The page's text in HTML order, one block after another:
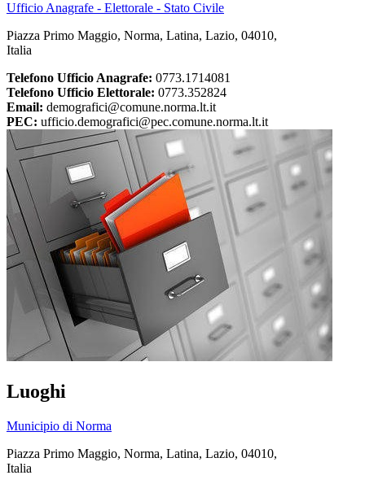
Ufficio Anagrafe - Elettorale - Stato Civile
Piazza Primo Maggio, Norma, Latina, Lazio, 04010,
Italia
Telefono Ufficio Anagrafe: 0773.1714081
Telefono Ufficio Elettorale: 0773.352824
Email: demografici@comune.norma.lt.it
PEC: ufficio.demografici@pec.comune.norma.lt.it
Luoghi
Municipio di Norma
Piazza Primo Maggio, Norma, Latina, Lazio, 04010,
Italia